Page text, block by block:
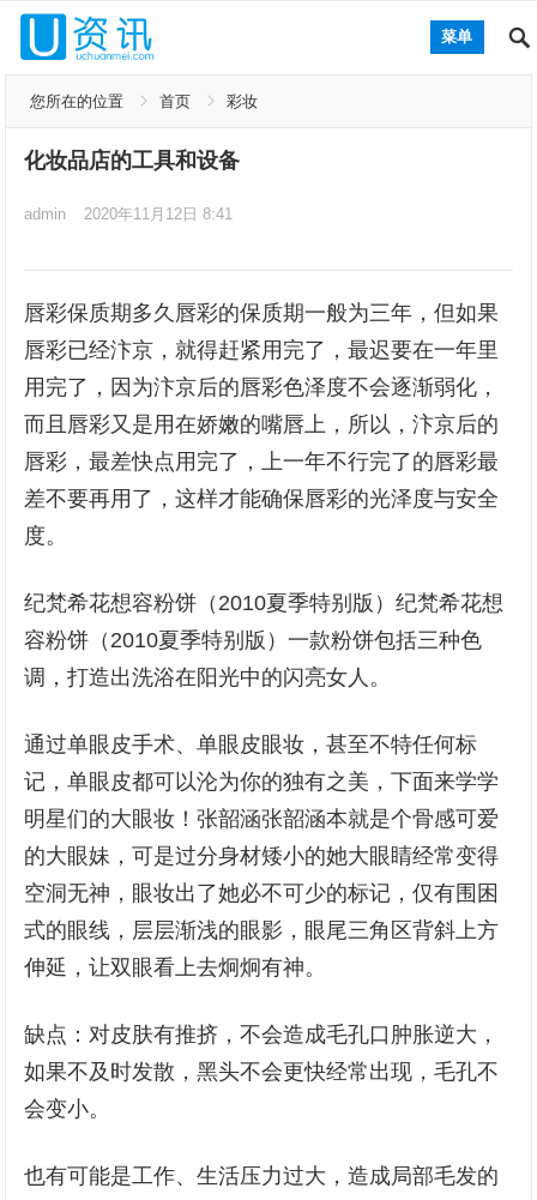
菜单
您所在的位置 首页 彩妆
化妆品店的工具和设备
admin 2020年11月12日 8:41
唇彩保质期多久唇彩的保质期一般为三年，但如果
唇彩已经汴京，就得赶紧用完了，最迟要在一年里
用完了，因为汴京后的唇彩色泽度不会逐渐弱化，
而且唇彩又是用在娇嫩的嘴唇上，所以，汴京后的
唇彩，最差快点用完了，上一年不行完了的唇彩最
差不要再用了，这样才能确保唇彩的光泽度与安全
度。
纪梵希花想容粉饼（2010夏季特别版）纪梵希花想
容粉饼（2010夏季特别版）一款粉饼包括三种色
调，打造出洗浴在阳光中的闪亮女人。
通过单眼皮手术、单眼皮眼妆，甚至不特任何标
记，单眼皮都可以沦为你的独有之美，下面来学学
明星们的大眼妆！张韶涵张韶涵本就是个骨感可爱
的大眼妹，可是过分身材矮小的她大眼睛经常变得
空洞无神，眼妆出了她必不可少的标记，仅有围困
式的眼线，层层渐浅的眼影，眼尾三角区背斜上方
伸延，让双眼看上去炯炯有神。
缺点：对皮肤有推挤，不会造成毛孔口肿胀逆大，
如果不及时发散，黑头不会更快经常出现，毛孔不
会变小。
也有可能是工作、生活压力过大，造成局部毛发的